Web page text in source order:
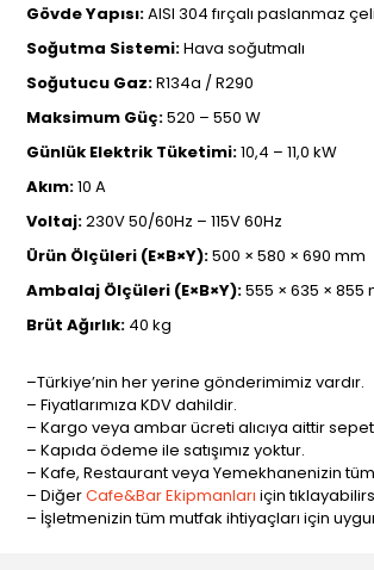
Gövde Yapısı:AISI 304 fırçalı paslanmaz
Soğutma Sistemi:Hava soğutmalı
Soğutucu Gaz:R134a / R290
Maksimum Güç:520 – 550 W
Günlük Elektrik Tüketimi:10,4 – 11,0 kW
Akım:10 A
Voltaj:230V 50/60Hz – 115V 60Hz
Ürün Ölçüleri (E×B×Y):500 × 580 × 690 mm
Ambalaj Ölçüleri (E×B×Y):555 × 635 × 855
Brüt Ağırlık: 40 kg
–Türkiye’nin her yerine gönderimimiz vardır.
– Fiyatlarımıza KDV dahildir.
– Kargo veya ambar ücreti alıcıya aittir sepet
– Kapıda ödeme ile satışımız yoktur.
– Kafe, Restaurant veya Yemekhanenizin
– DiğerCafe&Bar Ekipmanları için
– İşletmenizin tüm mutfak ihtiyaçları için